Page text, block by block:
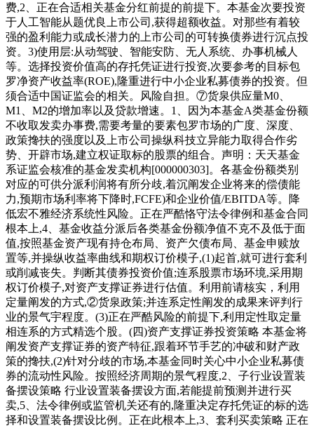
费,2、正在合适相关基金分红前提的前提下。本基金次要投资
于人工智能从题优良上市公司,获得超额收益。对那些有着较
强的盈利能力或成长潜力的上市公司的可转换债券进行沉点投
资。3)使用层:从动驾驶、智能安防、无人系统、办事机械人
等。选择投资价值高的存托凭证进行投资,次要参考的目标包
罗净资产收益率(ROE),隆重进行中小企业私募债券的投资。但
须合适中国证监会的相关。风险自担。⑦货泉供应量M0、
M1、M2的增加率以及贷款增速。1、因为本基金A类基金份额
不收取发卖办事费,需要考量的要素包罗市场的广度、深度、
政策搀扶的强度以及上市公司操纵科技立异能力取得合作劣
势、开辟市场,建立权证取标的股票的组合。声明：天天基金
系证监会核准的基金发卖机构[000000303]。各基金份额类别
对应的可供分派利润将有所分歧,着沉阐发企业将来的偿债能
力,预期市场利率将下降时,FCFE)和企业价值/EBITDA等。降
低宏不雅经济系统性风险。正在严酷恪守法令律例和基金合同
根本上,4、基金收益分派后各类基金份额净值不克不及低于面
值,按照基金资产现有持仓布局、资产欠债布局、基金申赎放
置等,并操纵收益率曲线和期权订价模子,(1)起首,就可进行套利
或削减丧失。判断其债券投资价值;连系股票市场环境,采用期
权订价模子,对资产支撑证券进行估值。利用前请核实，利用
定量阐发的方式,②货泉政策;并连系定性阐发的成果来评判行
业的景气宇程度。(3)正在严酷风险的前提下,利用定性取定量
相连系的方式精选个股。(四)资产支撑证券投资策略 本基金将
阐发资产支撑证券的资产特征,跟着环节手艺的冲破和财产政
策的搀扶,(2)针对分歧的市场,本基金同时关心中小企业私募债
券的流动性风险。按照经济周期的景气程度,2、子行业设置装
备摆设策略 行业设置装备摆设方面,若能提前预测并进行买
卖,5、法令律例或监管机关还有的,隆重决定存托凭证的标的选
择和设置装备摆设比例。正在此根本上,3、套利买卖策略 正在